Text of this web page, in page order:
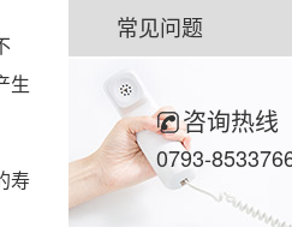
常见问题
咨询热线
0793-
生
寿